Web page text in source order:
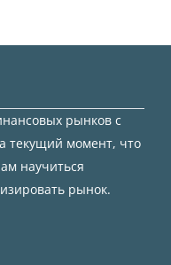
рынков с
текущий момент, что
научиться
рынок.